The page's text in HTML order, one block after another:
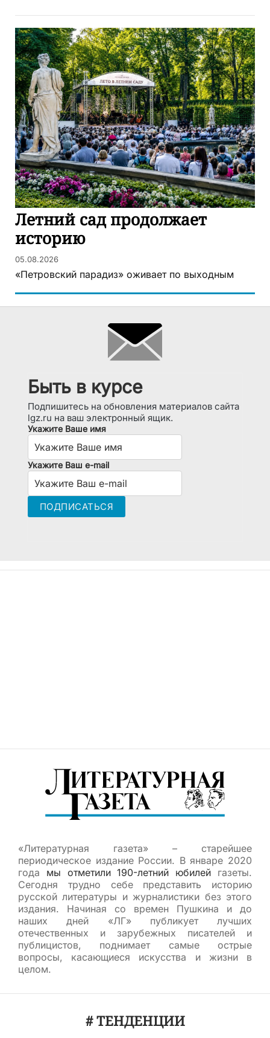
Летний сад продолжает
историю
05.08.2026
«Петровский парадиз» оживает по выходным
Быть в курсе
Подпишитесь на обновления материалов сайта
lgz.ru на ваш электронный ящик.
Укажите Ваше имя
Укажите Ваш e-mail
«Литературная газета» – старейшее
периодическое издание России. В январе 2020
года мы отметили 190-летний юбилей газеты.
Сегодня трудно себе представить историю
русской литературы и журналистики без этого
издания. Начиная со времен Пушкина и до
наших дней «ЛГ» публикует лучших
отечественных и зарубежных писателей и
публицистов, поднимает самые острые
вопросы, касающиеся искусства и жизни в
целом.
# ТЕНДЕНЦИИ